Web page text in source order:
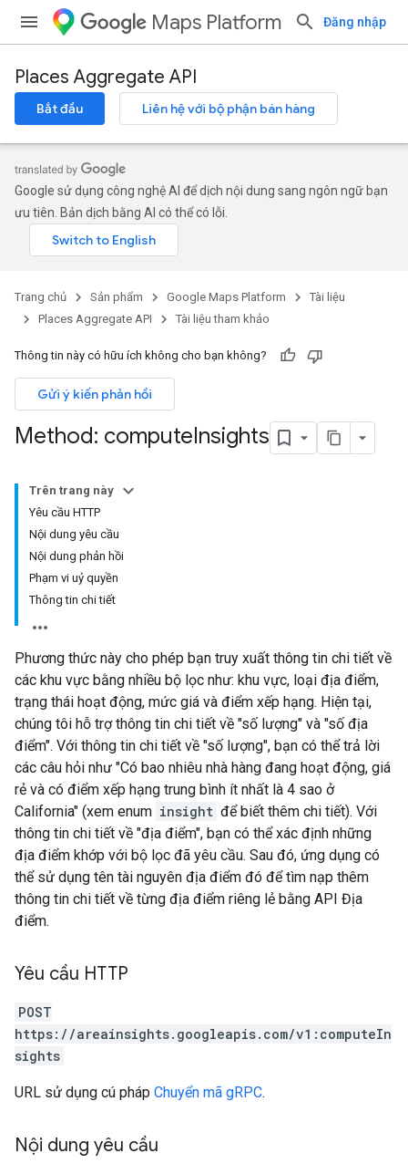
Maps Platform Đăng nhập
Places Aggregate API
Bắt đầu Liên hệ với bộ phận bán hàng
Google sử dụng công nghệ AI để dịch nội dung sang ngôn ngữ bạn
ưu tiên. Bản dịch bằng AI có thể có lỗi.
Trang chủ Sản phẩm Google Maps Platform
Tài liệu
Places Aggregate API
Tài liệu tham khảo
Thông tin này có hữu ích không cho bạn không?
Gửi ý kiến phản hồi
Method: computeInsights
Trên trang này
Yêu cầu HTTP
Nội dung yêu cầu
Nội dung phản hồi
Phạm vi uỷ quyền
Thông tin chi tiết
Phương thức này cho phép bạn truy xuất thông tin chi tiết về
các khu vực bằng nhiều bộ lọc như: khu vực, loại địa điểm,
trạng thái hoạt động, mức giá và điểm xếp hạng. Hiện tại,
chúng tôi hỗ trợ thông tin chi tiết về "số lượng" và "số địa
điểm". Với thông tin chi tiết về "số lượng", bạn có thể trả lời
các câu hỏi như "Có bao nhiêu nhà hàng đang hoạt động, giá
rẻ và có điểm xếp hạng trung bình ít nhất là 4 sao ở
California" (xem enum insight để biết thêm chi tiết). Với
thông tin chi tiết về "địa điểm", bạn có thể xác định những
địa điểm khớp với bộ lọc đã yêu cầu. Sau đó, ứng dụng có
thể sử dụng tên tài nguyên địa điểm đó để tìm nạp thêm
thông tin chi tiết về từng địa điểm riêng lẻ bằng API Địa
điểm.
Yêu cầu HTTP
POST
https://areainsights.googleapis.com/v1:computeIn
sights
URL sử dụng cú pháp Chuyển mã gRPC.
Nội dung yêu cầu